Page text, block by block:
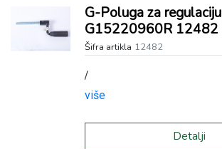
G-Poluga za regulaciju
G15220960R 12482
Šifra artikla 12482
/
više
Detalji